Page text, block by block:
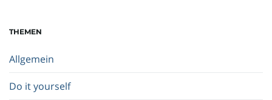
b
g
i
THEMEN
Allgemein
Do it yourself